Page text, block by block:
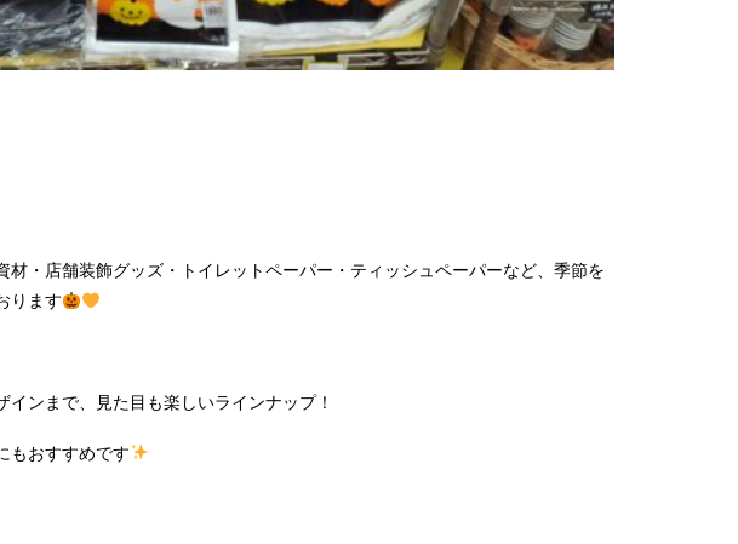
材・店舗装飾グッズ・トイレットペーパー・ティッシュペーパーなど、季節を
ります
ンまで、見た目も楽しいラインナップ！
もおすすめです